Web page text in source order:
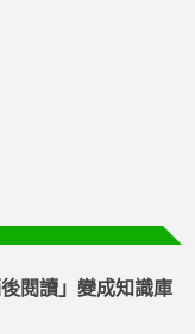
閱讀」變成知識庫